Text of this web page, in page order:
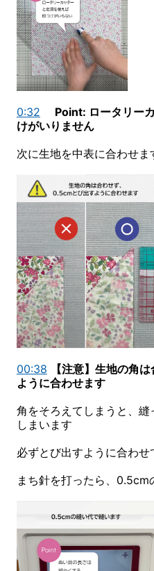
0:32
Point: ロータリー
けがいりません
次に生地を中表に合わせま
00:38
【注意】生地の角
ように合わせます
角をそろえてしまうと、
しまいます
必ずとび出すように合わせ
まち針を打ったら、0.5cm